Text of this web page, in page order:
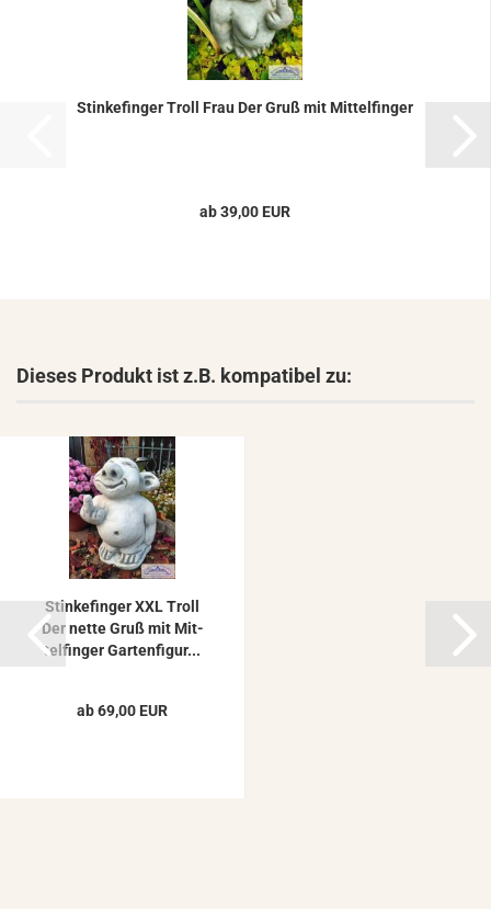
Stin­ke­fin­ger Troll Frau Der Gruß mit Mit­tel­fin­ger
ab 39,00 EUR
Dieses Produkt ist z.B. kompatibel zu:
Stin­ke­fin­ger XXL Troll
Der nette Gruß mit Mit­
tel­fin­ger Gar­ten­fi­gur...
ab 69,00 EUR